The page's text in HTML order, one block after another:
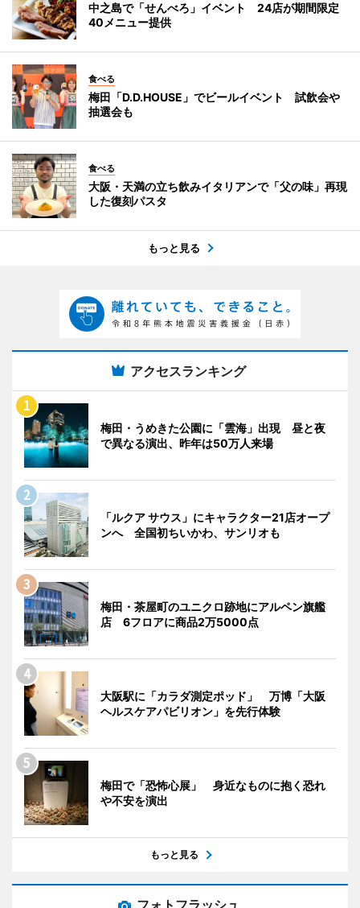
中之島で「せんべろ」イベント 24店が期間限定
40メニュー提供
食べる
梅田「D.D.HOUSE」でビールイベント 試飲会や
抽選会も
食べる
大阪・天満の立ち飲みイタリアンで「父の味」再現
した復刻パスタ
もっと見る
アクセスランキング
梅田・うめきた公園に「雲海」出現 昼と夜
で異なる演出、昨年は50万人来場
「ルクア サウス」にキャラクター21店オープ
ンへ 全国初ちいかわ、サンリオも
梅田・茶屋町のユニクロ跡地にアルペン旗艦
店 6フロアに商品2万5000点
大阪駅に「カラダ測定ポッド」 万博「大阪
ヘルスケアパビリオン」を先行体験
梅田で「恐怖心展」 身近なものに抱く恐れ
や不安を演出
もっと見る
フォトフラッシュ